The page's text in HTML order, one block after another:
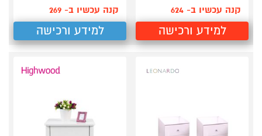
קנה עכשיו ב- 624
למידע ורכישה
קנה עכשיו ב- 269
למידע ורכישה